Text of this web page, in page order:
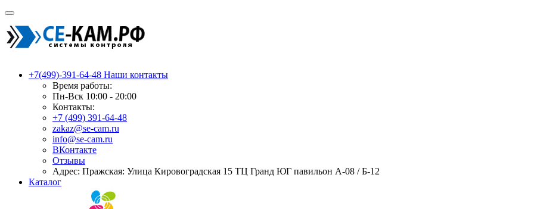
+7(499)-391-64-48 Наши контакты
Время работы:
Пн-Вск 10:00 - 20:00
Контакты:
+7 (499) 391-64-48
zakaz@se-cam.ru
info@se-cam.ru
ВКонтакте
Отзывы
Адрес: Пражская: Улица Кировоградская 15 ТЦ Гранд ЮГ павильон А-08 / Б-12
Каталог